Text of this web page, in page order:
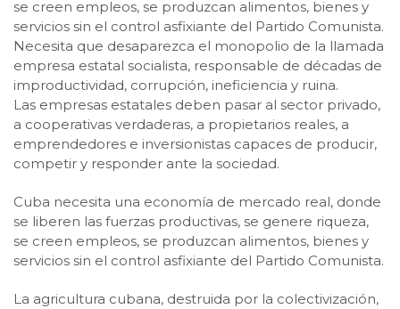
se creen empleos, se produzcan alimentos, bienes y
servicios sin el control asfixiante del Partido Comunista.
Necesita que desaparezca el monopolio de la llamada
empresa estatal socialista, responsable de décadas de
improductividad, corrupción, ineficiencia y ruina.
Las empresas estatales deben pasar al sector privado,
a cooperativas verdaderas, a propietarios reales, a
emprendedores e inversionistas capaces de producir,
competir y responder ante la sociedad.
Cuba necesita una economía de mercado real, donde
se liberen las fuerzas productivas, se genere riqueza,
se creen empleos, se produzcan alimentos, bienes y
servicios sin el control asfixiante del Partido Comunista.
La agricultura cubana, destruida por la colectivización,